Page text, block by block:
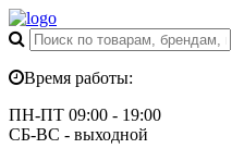
Время работы:
ПН-ПТ 09:00 - 19:00
СБ-ВС - выходной